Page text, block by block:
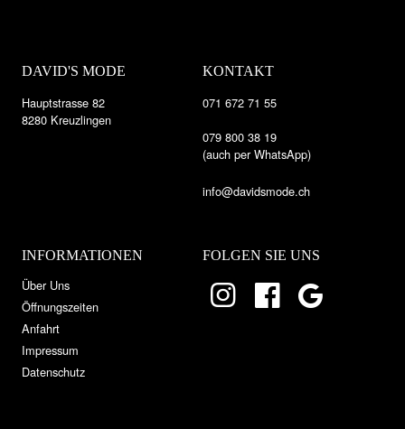
DAVID'S MODE
Hauptstrasse 82
8280 Kreuzlingen
KONTAKT
071 672 71 55
079 800 38 19
(auch per WhatsApp)
info@davidsmode.ch
INFORMATIONEN
Über Uns
Öffnungszeiten
Anfahrt
Impressum
Datenschutz
FOLGEN SIE UNS